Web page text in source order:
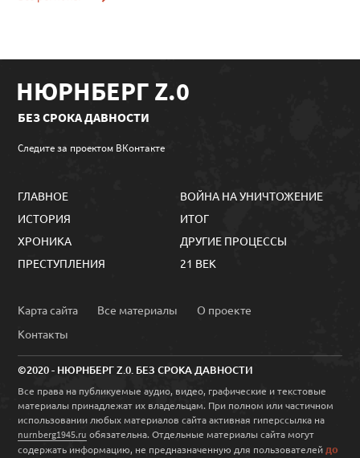
НЮРНБЕРГ Z.0
БЕЗ СРОКА ДАВНОСТИ
Следите за проектом ВКонтакте
ГЛАВНОЕ
ИСТОРИЯ
ХРОНИКА
ПРЕСТУПЛЕНИЯ
ВОЙНА НА УНИЧТОЖЕНИЕ
ИТОГ
ДРУГИЕ ПРОЦЕССЫ
21 ВЕК
Карта сайта Все материалы
О проекте
Контакты
©2020 - НЮРНБЕРГ Z.0. БЕЗ СРОКА ДАВНОСТИ
Все права на публикуемые аудио, видео, графические и текстовые
материалы принадлежат их владельцам. При полном или частичном
использовании любых материалов сайта активная гиперссылка на
nurnberg1945.ru обязательна. Отдельные материалы сайта могут
содержать информацию, не предназначенную для пользователей до